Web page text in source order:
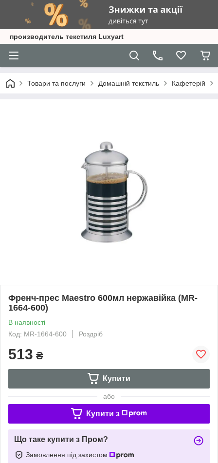
производитель текстиля Luxyart
Товари та послуги Домашній текстиль Кафетерій
Френч-прес Maestro 600мл нержавійка (MR-
1664-600)
В наявності
Код: MR-1664-600
Роздріб
513 ₴
Купити
або
Купити з
Що таке купити з Пром?
Замовлення під захистом